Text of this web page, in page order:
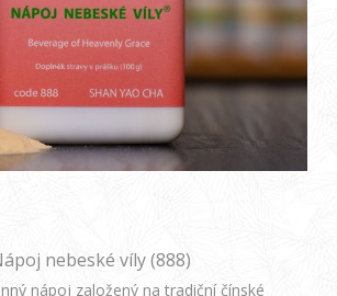
nebeské víly (888)
nápoj založený na tradiční čínské